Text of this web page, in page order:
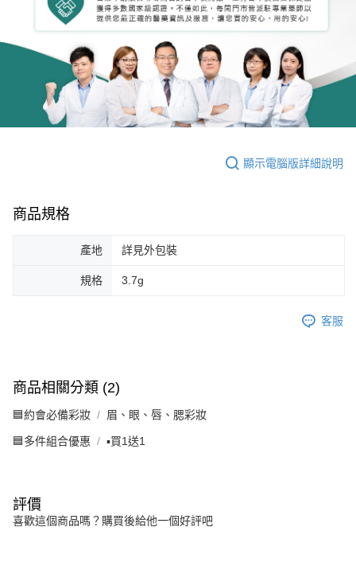
顯示電腦版詳細說明
商品規格
產地 詳見外包裝
規格 3.7g
客服
商品相關分類 (2)
🟦約會必備彩妝 眉、眼、唇、腮彩妝
🟦多件組合優惠 ▪️買1送1
評價
喜歡這個商品嗎？購買後給他一個好評吧